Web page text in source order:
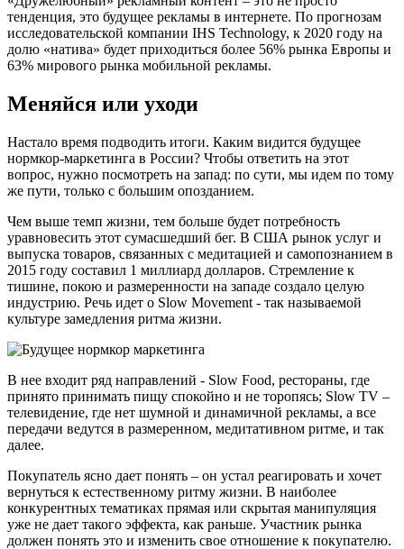
тенденция, это будущее рекламы в интернете. По прогнозам
исследовательской компании IHS Technology, к 2020 году на
долю «натива» будет приходиться более 56% рынка Европы и
63% мирового рынка мобильной рекламы.
Меняйся или уходи
Настало время подводить итоги. Каким видится будущее
нормкор-маркетинга в России? Чтобы ответить на этот
вопрос, нужно посмотреть на запад: по сути, мы идем по тому
же пути, только с большим опозданием.
Чем выше темп жизни, тем больше будет потребность
уравновесить этот сумасшедший бег. В США рынок услуг и
выпуска товаров, связанных с медитацией и самопознанием в
2015 году составил 1 миллиард долларов. Стремление к
тишине, покою и размеренности на западе создало целую
индустрию. Речь идет о Slow Movement - так называемой
культуре замедления ритма жизни.
В нее входит ряд направлений - Slow Food, рестораны, где
принято принимать пищу спокойно и не торопясь; Slow TV –
телевидение, где нет шумной и динамичной рекламы, а все
передачи ведутся в размеренном, медитативном ритме, и так
далее.
Покупатель ясно дает понять – он устал реагировать и хочет
вернуться к естественному ритму жизни. В наиболее
конкурентных тематиках прямая или скрытая манипуляция
уже не дает такого эффекта, как раньше. Участник рынка
должен понять это и изменить свое отношение к покупателю.